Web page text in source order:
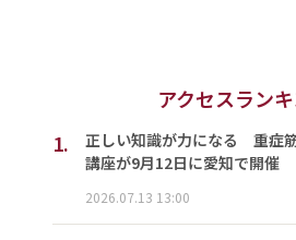
アクセスラン
1.
正しい知識が力になる 重症
講座が9月12日に愛知で開催
2026.07.13 13:00